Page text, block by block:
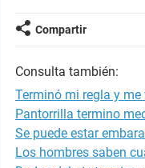
Compartir
Consulta también:
Terminó mi regla y
Pantorrilla termino
Se puede estar
Los hombres saben